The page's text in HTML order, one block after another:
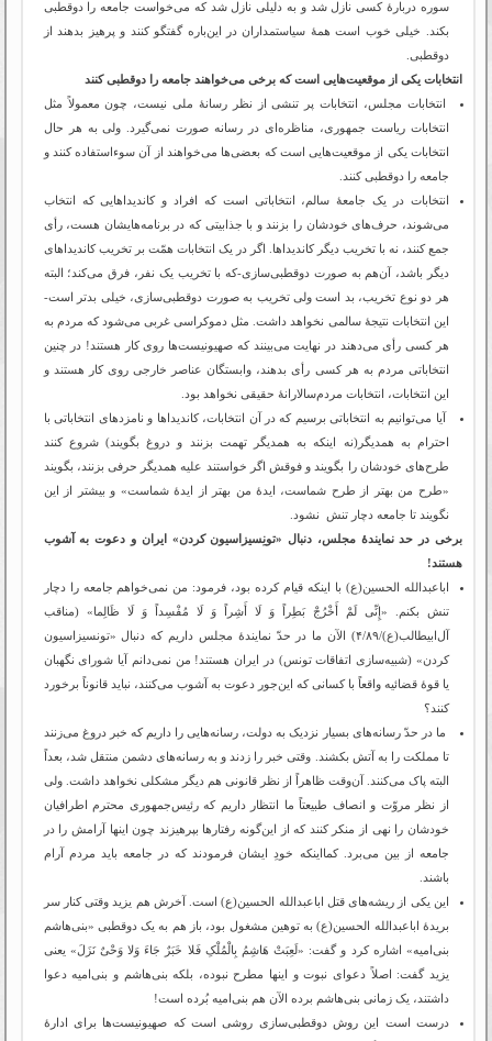
سوره دربارۀ کسی نازل شد و به دلیلی نازل شد که می‌خواست جامعه را دوقطبی
بکند. خیلی خوب است همۀ سیاستمداران در این‌باره گفتگو کنند و پرهیز بدهند از
دوقطبی.
انتخابات یکی از موقعیت‌هایی است که برخی می‌‌خواهند جامعه را دوقطبی کنند
انتخابات مجلس، انتخابات پر تنشی از نظر رسانۀ ملی نیست، چون معمولاً مثل
انتخابات ریاست جمهوری، مناظره‌ای در رسانه صورت نمی‌گیرد. ولی به هر حال
انتخابات یکی از موقعیت‌هایی است که بعضی‌ها می‌خواهند از آن سوءاستفاده کنند و
جامعه را دوقطبی کنند.
انتخابات در یک جامعۀ سالم، انتخاباتی است که افراد و کاندیداهایی که انتخاب
می‌شوند، حرف‌های خودشان را بزنند و با جذابیتی که در برنامه‌هایشان هست، رأی
جمع کنند، نه با تخریب دیگر کاندیداها. اگر در یک انتخابات همّت بر تخریب کاندیداهای
دیگر باشد، آن‌هم به صورت دوقطبی‌سازی-که با تخریب یک نفر، فرق می‌کند؛ البته
هر دو نوع تخریب، بد است ولی تخریب به صورت دوقطبی‌سازی، خیلی بدتر است-
این انتخابات نتیجۀ سالمی نخواهد داشت. مثل دموکراسی غربی می‌شود که مردم به
هر کسی رأی می‌دهند در نهایت می‌بینند که صهیونیست‌ها روی کار هستند! در چنین
انتخاباتی مردم به هر کسی رأی بدهند، وابستگان عناصر خارجی روی کار هستند و
این انتخابات، انتخابات مردم‌سالارانۀ حقیقی نخواهد بود.
آیا می‌توانیم به انتخاباتی برسیم که در آن انتخابات، کاندیداها و نامزدهای انتخاباتی با
احترام به همدیگر(نه اینکه به همدیگر تهمت بزنند و دروغ بگویند) شروع کنند
طرح‌های خودشان را بگویند و فوقش اگر خواستند علیه همدیگر حرفی بزنند، بگویند
«طرح من بهتر از طرح شماست، ایدۀ من بهتر از ایدۀ شماست» و بیشتر از این
نگویند تا جامعه دچار تنش نشود.
برخی در حد نمایندۀ مجلس، دنبال «تونِسیزاسیون کردن» ایران و دعوت به آشوب
هستند!
اباعبدالله الحسین(ع) با اینکه قیام کرده بود، فرمود: من نمی‌خواهم جامعه را دچار
تنش بکنم. «إِنِّی لَمْ أَخْرُجْ بَطِراً وَ لَا أَشِراً وَ لَا مُفْسِداً وَ لَا ظَالِما» (مناقب
آل‌ابیطالب(ع)/۴/۸۹) الآن ما در حدّ نمایندۀ مجلس داریم که دنبال «تونسیزاسیون
کردن» (شبیه‌سازی اتفاقات تونس) در ایران هستند! من نمی‌دانم آیا شورای نگهبان
یا قوۀ قضائیه واقعاً با کسانی که این‌جور دعوت به آشوب می‌کنند، نباید قانوناً برخورد
کنند؟
ما در حدّ رسانه‌های بسیار نزدیک به دولت، رسانه‌هایی را داریم که خبر دروغ می‌زنند
تا مملکت را به آتش بکشند. وقتی خبر را زدند و به رسانه‌های دشمن منتقل شد، بعداً
البته پاک می‌کنند. آن‌وقت ظاهراً از نظر قانونی هم دیگر مشکلی نخواهد داشت. ولی
از نظر مروّت و انصاف طبیعتاً ما انتظار داریم که رئیس‌جمهوری محترم اطرافیان
خودشان را نهی از منکر کنند که از این‌گونه رفتارها بپرهیزند چون اینها آرامش را در
جامعه از بین می‌برد. کمااینکه خودِ ایشان فرمودند که در جامعه باید مردم آرام
باشند.
این یکی از ریشه‌های قتل اباعبدالله الحسین(ع) است. آخرش هم یزید وقتی کنار سر
بریدۀ اباعبدالله الحسین(ع) به توهین مشغول بود، باز هم به یک دوقطبی «بنی‌هاشم
بنی‌امیه» اشاره کرد و گفت: «لَعِبَتْ هَاشِمُ بِالْمُلْکِ فَلا خَبَرٌ جَاءَ وَلا وَحْیٌ نَزَلَ» یعنی
یزید گفت: اصلاً دعوای نبوت و اینها مطرح نبوده، بلکه بنی‌هاشم و بنی‌امیه دعوا
داشتند، یک زمانی بنی‌هاشم برده الآن هم بنی‌امیه بُرده است!
درست است این روش دوقطبی‌سازی روشی است که صهیونیست‌ها برای ادارۀ